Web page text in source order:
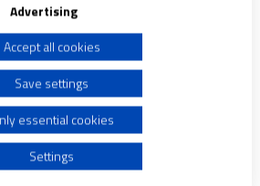
que requerirá un
toda la Iglesia, especialmente
de obra, llamado a
de discernimiento,
idealizados y materiales
labor que no corresponde
advertising
advertising
personalised advertising
Advertising
Accept all cookies
Save settings
essential cookies
Settings